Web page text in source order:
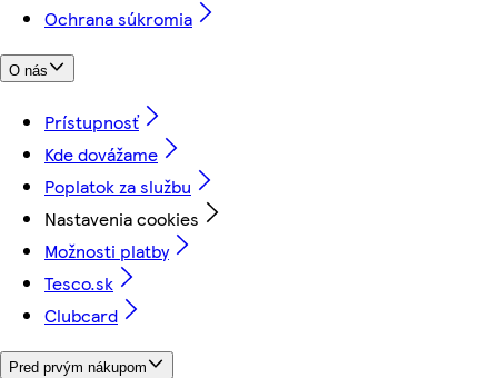
Ochrana súkromia
O nás
Prístupnosť
Kde dovážame
Poplatok za službu
Nastavenia cookies
Možnosti platby
Tesco.sk
Clubcard
Pred prvým nákupom